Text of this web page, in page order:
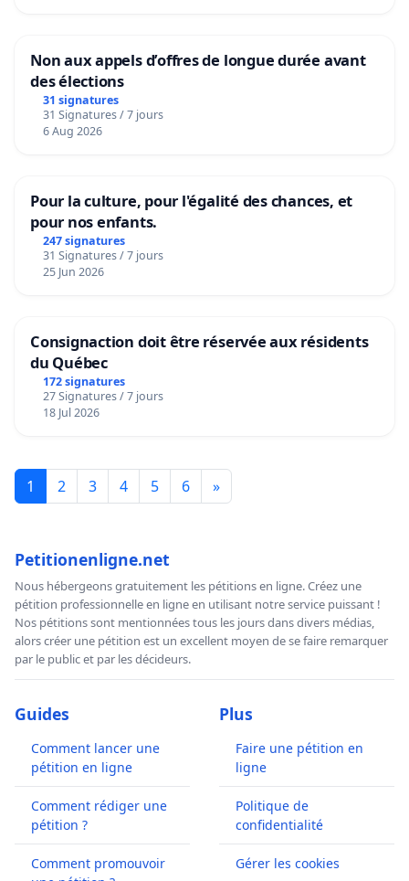
Non aux appels d’offres de longue durée avant
des élections
31 signatures
31 Signatures / 7 jours
6 Aug 2026
Pour la culture, pour l'égalité des chances, et
pour nos enfants.
247 signatures
31 Signatures / 7 jours
25 Jun 2026
Consignaction doit être réservée aux résidents
du Québec
172 signatures
27 Signatures / 7 jours
18 Jul 2026
1 2 3 4 5 6 »
Petitionenligne.net
Nous hébergeons gratuitement les pétitions en ligne. Créez une
pétition professionnelle en ligne en utilisant notre service puissant !
Nos pétitions sont mentionnées tous les jours dans divers médias,
alors créer une pétition est un excellent moyen de se faire remarquer
par le public et par les décideurs.
Guides
Comment lancer une
pétition en ligne
Comment rédiger une
pétition ?
Comment promouvoir
Plus
Faire une pétition en
ligne
Politique de
confidentialité
Gérer les cookies